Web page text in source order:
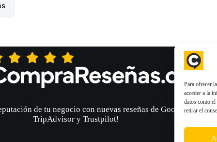
Para ofrecer
acceder a la
datos como
retirar el
de tu negocio con nuevas reseñas de Google Maps,
TripAdvisor y Trustpilot!